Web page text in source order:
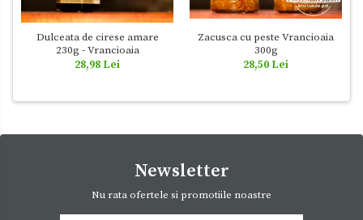
Dulceata de cirese amare
230g - Vrancioaia
28,98 Lei
Zacusca cu peste Vrancioaia
300g
28,50 Lei
Newsletter
Nu rata ofertele si promotiile noastre